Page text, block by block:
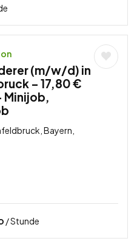
(m/w/d) in
– 17,80 €
Minijob,
Bayern,
/ Stunde